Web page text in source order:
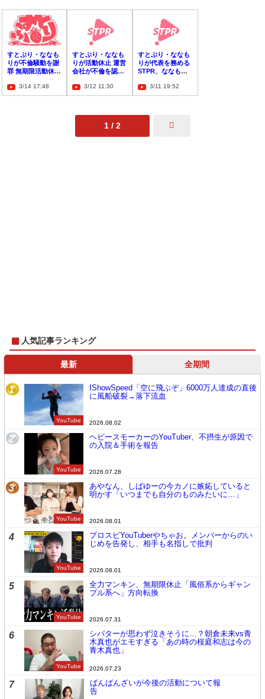
すとぷり・ななも
りが不倫騒動を謝
罪 無期限活動休止
3/14 17:48
すとぷり・ななも
りが活動休止 運営
会社が不倫を認
3/12 11:30
すとぷり・ななも
りが代表を務める
STPR、ななもり
謝罪3/11 19:52
1 / 2
人気記事ランキング
最新 全期間
1
YouTube
IShowSpeed「空に飛ぶぞ」6000万人達成の直後
に風船破裂→落下流血
2026.08.02
2
YouTube
ヘビースモーカーのYouTuber、不摂生が原因で
の入院＆手術を報告
2026.07.28
3
YouTube
あやなん、しばゆーの今カノに嫉妬していると
明かす「いつまでも自分のものみたいに…」
2026.08.01
4
YouTube
プロスピYouTuberやちゃお。メンバーからのい
じめを告発し、相手も名指しで批判
2026.08.01
5
YouTube
全力マンキン、無期限休止「風俗系からギャン
ブル系へ」方向転換
2026.07.31
6
YouTube
シバターが思わず泣きそうに…？朝倉未来vs青
木真也がエモすぎる「あの時の桜庭和志は今の
青木真也」
2026.07.23
7
ばんばんざいが今後の活動について報
告